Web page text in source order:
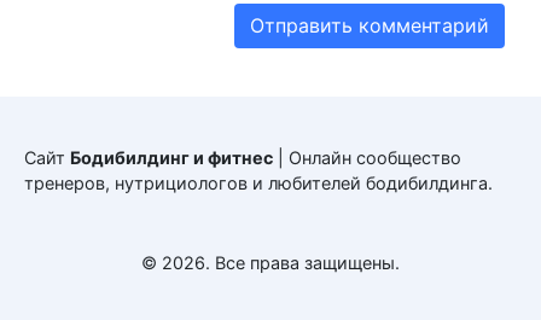
Сайт Бодибилдинг и фитнес | Онлайн сообщество
тренеров, нутрициологов и любителей бодибилдинга.
© 2026. Все права защищены.